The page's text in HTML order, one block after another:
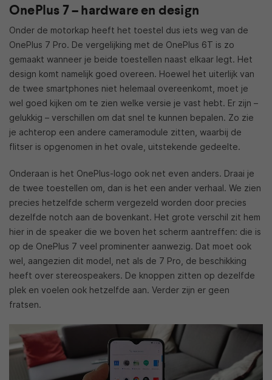
OnePlus 7 – hardware en design
Onder de motorkap heeft het toestel dus iets weg van de
OnePlus 7 Pro. De vergelijking met de OnePlus 6T is zo
gemaakt wanneer je beide toestellen naast elkaar legt. Het
design komt namelijk goed overeen. Hoewel het uiterlijk van
de twee smartphones niet helemaal overeenkomt, moet je
wel goed kijken om te zien welke versie je vast hebt. Er zijn –
gelukkig – verschillen om dat snel te kunnen bepalen. Zo zie
je achterop een andere cameramodule zitten, waarbij de
flitser is opgenomen in het ovale, uitstekende gedeelte.
Onderaan is het OnePlus-logo ook net even anders. Draai je
de twee toestellen om, dan is het een ander verhaal. We zien
precies hetzelfde scherm vergezeld worden door precies
dezelfde notch aan de bovenkant. Het grote verschil zit hem
hier in de speaker die we boven het scherm aantreffen: die is
op de OnePlus 7 veel prominenter aanwezig. Dat moet ook
wel, aangezien dit model, net als de 7 Pro, de beschikking
heeft over stereospeakers. De knoppen zitten op dezelfde
plek en voelen ook hetzelfde aan. Verder zijn er geen
fratsen.